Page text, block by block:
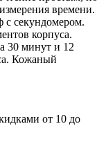
времени.
секундомером.
корпуса.
30 минут и 12
Кожаный
от 10 до